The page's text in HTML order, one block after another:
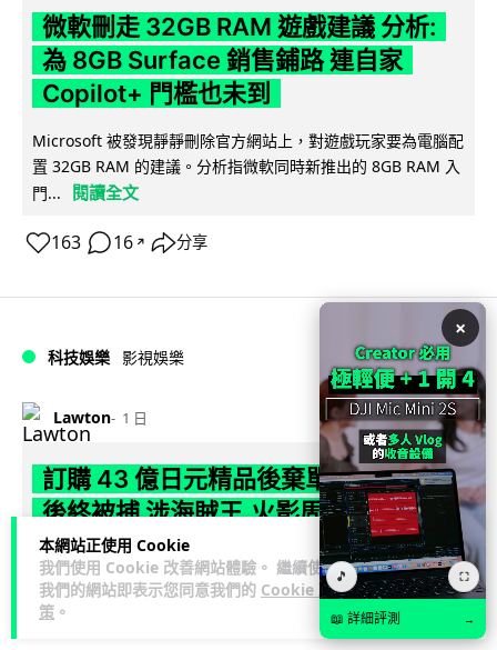
本網站正使用 Cookie
我們使用 Cookie 改善網站體驗。 繼續使用
我們的網站即表示您同意我們的 Cookie 政
策 。
微軟刪走 32GB RAM 遊戲建議 分析:
為 8GB Surface 銷售鋪路 連自家
Copilot+ 門檻也未到
Microsoft 被發現靜靜刪除官方網站上，對遊戲玩家要為電腦配
置 32GB RAM 的建議。分析指微軟同時新推出的 8GB RAM 入
門...
閱讀全文
163 16 ↗ 分享
科技娛樂 影視娛樂
Lawton 1 日
訂購 43 億日元精品後棄單 大阪女 2 年
後終被捕 涉海賊王,火影周邊產品
日本警視廳神田署 8 月 6 日公布，拘捕一名 32 歲大阪女子，
指她涉嫌在出版巨頭集英社旗下官方網店「JUMP
CHARACTERS ST...
×
🎵 ⛶
📖 詳細評測 →